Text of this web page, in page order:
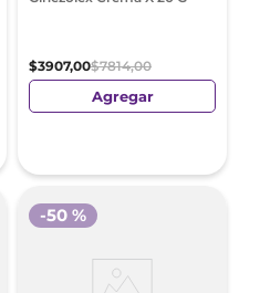
$3907,00$7814,00
Agregar
-50 %